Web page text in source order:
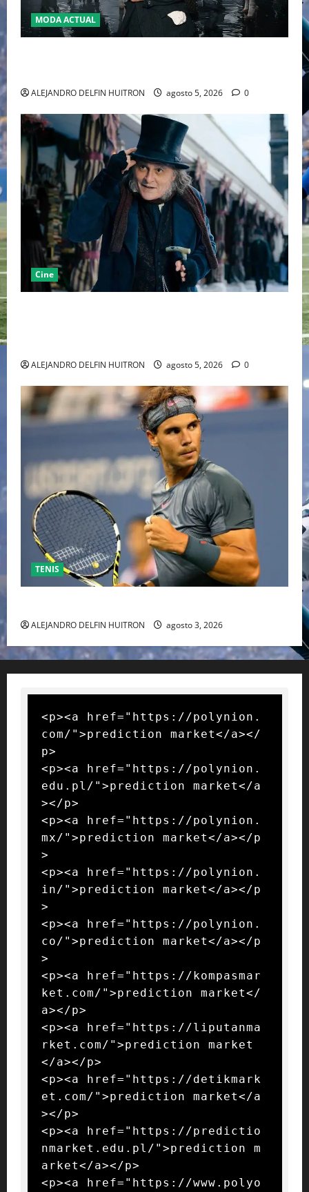
MODA ACTUAL
ALEJANDRO DELFIN HUITRON agosto 5, 2026 0
Cine
ALEJANDRO DELFIN HUITRON agosto 5, 2026 0
TENIS
ALEJANDRO DELFIN HUITRON agosto 3, 2026
<p><a href="https://polynion.
com/">prediction market</a></
p>
<p><a href="https://polynion.
edu.pl/">prediction market</a
></p>
<p><a href="https://polynion.
mx/">prediction market</a></p
>
<p><a href="https://polynion.
in/">prediction market</a></p
>
<p><a href="https://polynion.
co/">prediction market</a></p
>
<p><a href="https://kompasmar
ket.com/">prediction market</
a></p>
<p><a href="https://liputanma
rket.com/">prediction market
</a></p>
<p><a href="https://detikmark
et.com/">prediction market</a
></p>
<p><a href="https://predictio
nmarket.edu.pl/">prediction m
arket</a></p>
<p><a href="https://www.polyo